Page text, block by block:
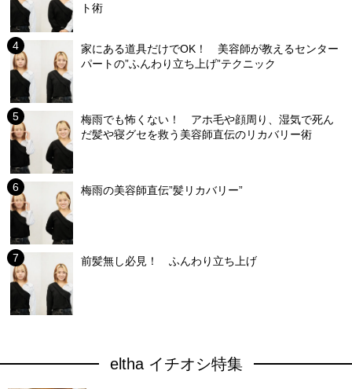
ト術
家にある道具だけでOK！ 美容師が教えるセンター
パートの”ふんわり立ち上げ”テクニック
梅雨でも怖くない！ アホ毛や顔周り、湿気で死ん
だ髪や寝グセを救う美容師直伝のリカバリー術
梅雨の美容師直伝”髪リカバリー”
前髪無し必見！ ふんわり立ち上げ
eltha イチオシ特集